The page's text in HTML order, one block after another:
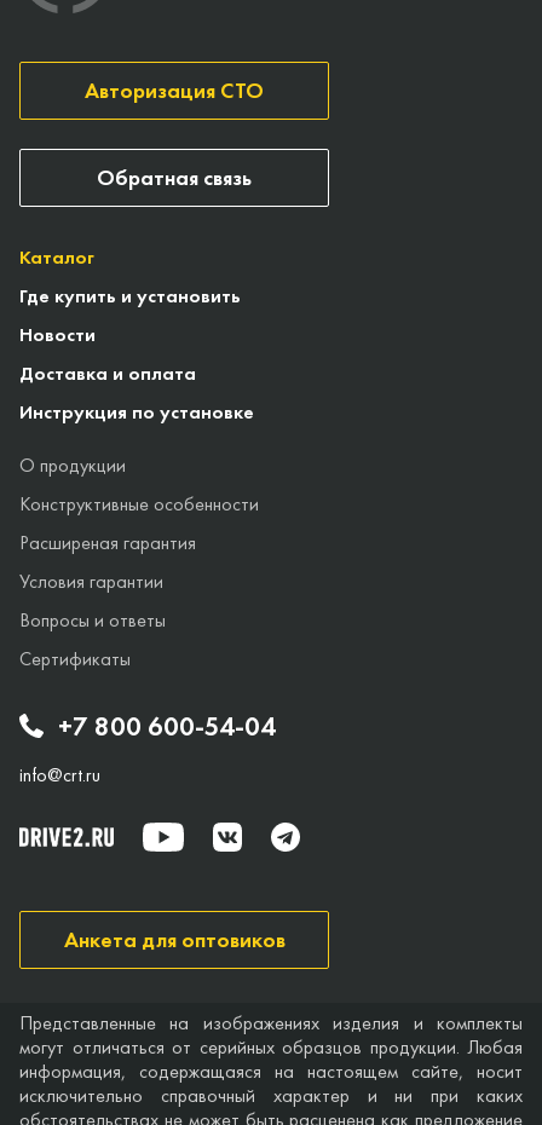
+7 800 600-54-04
info@crt.ru
Каталог
Где купить и установить
Новости
Доставка и оплата
Инструкция по установке
О продукции
Конструктивные особенности
Расширеная гарантия
Условия гарантии
Вопросы и ответы
Сертификаты
Авторизация СТО
Анкета для оптовиков
Обратная связь
Представленные на изображениях изделия и комплекты
могут отличаться от серийных образцов продукции. Любая
информация, содержащаяся на настоящем сайте, носит
исключительно справочный характер и ни при каких
обстоятельствах не может быть расценена как предложение